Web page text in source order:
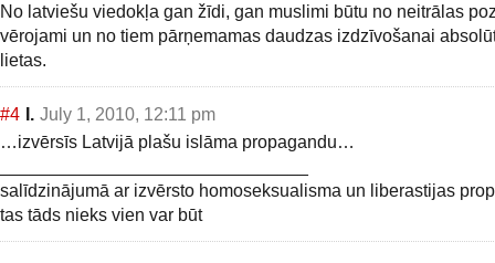
No latviešu viedokļa gan žīdi, gan muslimi būtu no neitrālas
vērojami un no tiem pārņemamas daudzas izdzīvošanai
lietas.
#4 I. July 1, 2010, 12:11 pm
…izvērsīs Latvijā plašu islāma propagandu…
salīdzinājumā ar izvērsto homoseksualisma un liberastijas
tas tāds nieks vien var būt